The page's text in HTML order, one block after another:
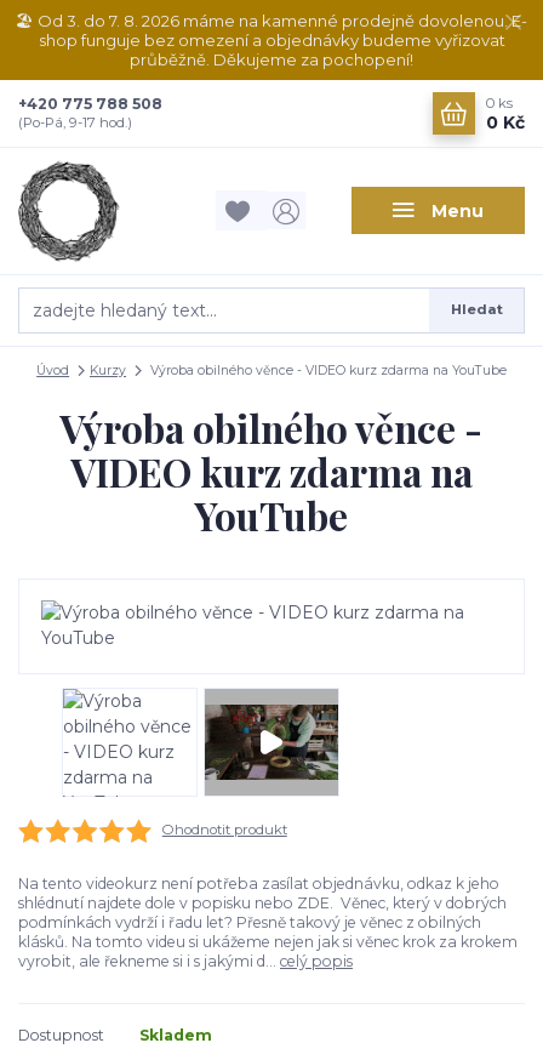
🏖️ Od 3. do 7. 8. 2026 máme na kamenné prodejně dovolenou. E-
shop funguje bez omezení a objednávky budeme vyřizovat
průběžně. Děkujeme za pochopení!
Menu
Hledat
+420 775 788 508
(Po-Pá, 9-17 hod.)
0 ks
0 Kč
Úvod Kurzy Výroba obilného věnce - VIDEO kurz zdarma na YouTube
Výroba obilného věnce -
VIDEO kurz zdarma na
YouTube
Ohodnotit produkt
Na tento videokurz není potřeba zasílat objednávku, odkaz k jeho
shlédnutí najdete dole v popisku nebo ZDE. Věnec, který v dobrých
podmínkách vydrží i řadu let? Přesně takový je věnec z obilných
klásků. Na tomto videu si ukážeme nejen jak si věnec krok za krokem
vyrobit, ale řekneme si i s jakými d... celý popis
Dostupnost Skladem